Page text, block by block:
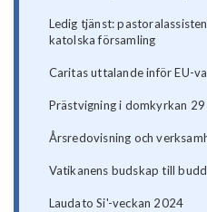
Ledig tjänst:
katolska församling
Caritas uttalande inför EU-
Prästvigning i domkyrkan 29
Årsredovisning och
Vatikanens budskap till
Laudato Si'-veckan 2024